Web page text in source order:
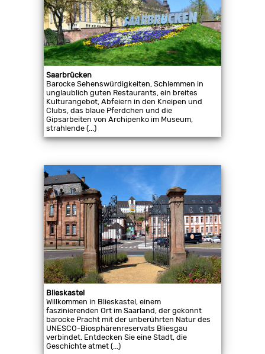
Saarbrücken
Barocke Sehenswürdigkeiten, Schlemmen in
unglaublich guten Restaurants, ein breites
Kulturangebot, Abfeiern in den Kneipen und
Clubs, das blaue Pferdchen und die
Gipsarbeiten von Archipenko im Museum,
strahlende (...)
Blieskastel
Willkommen in Blieskastel, einem
faszinierenden Ort im Saarland, der gekonnt
barocke Pracht mit der unberührten Natur des
UNESCO-Biosphärenreservats Bliesgau
verbindet. Entdecken Sie eine Stadt, die
Geschichte atmet (...)